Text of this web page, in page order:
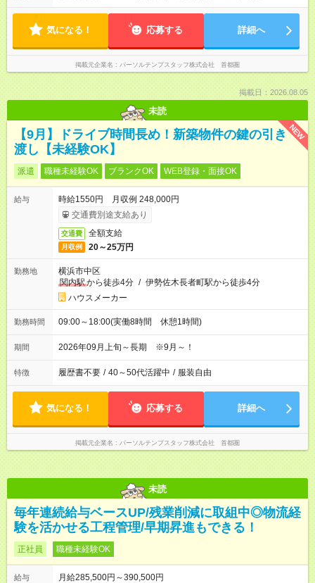
気になる！ 応募する 詳細へ
掲載元企業名 パーソルテンプスタッフ株式会社 首都圏
掲載日：2026.08.05
未読
NEW
【9月】ドライブ時間長め！新築物件の鍵の引き
渡し【未経験OK】
派遣 職種未経験OK ブランクOK WEB登録・面接OK
給与
時給1550円 月収例 248,000円
交通費別途支給あり
交通費 全額支給
月収例 20～25万円
勤務地
横浜市中区
関内駅から徒歩4分 / 伊勢佐木長者町駅から徒歩4分
ハウスメーカー
勤務時間 09:00～18:00(実働8時間 休憩1時間)
期間 2026年09月上旬～長期 ※9月～！
特徴 履歴書不要 / 40～50代活躍中 / 服装自由
気になる！ 応募する 詳細へ
掲載元企業名 パーソルテンプスタッフ株式会社 首都圏
未読
毎年連続給与ベースUP/残業削減に取組中◎物流経
験を活かせる工程管理/早期昇進もできる！
正社員 職種未経験OK
給与
月給285,500円～390,500円